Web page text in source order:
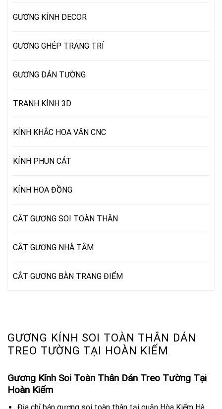
GƯƠNG KÍNH SOI TOÀN THÂN DÁN
TREO TƯỜNG TẠI HOÀN KIẾM
Gương Kính Soi Toàn Thân Dán Treo Tường Tại
Hoàn Kiếm
Địa chỉ bán gương soi toàn thân tại quận Hòa Kiếm Hà
GƯƠNG KÍNH DECOR
GƯƠNG GHÉP TRANG TRÍ
GƯƠNG DÁN TƯỜNG
TRANH KÍNH 3D
KÍNH KHẮC HOA VĂN CNC
KÍNH PHUN CÁT
KÍNH HOA ĐỒNG
CẮT GƯƠNG SOI TOÀN THÂN
CẮT GƯƠNG NHÀ TẮM
CẮT GƯƠNG BÀN TRANG ĐIỂM